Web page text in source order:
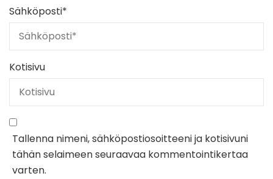
Sähköposti*
Kotisivu
Tallenna nimeni, sähköpostiosoitteeni ja kotisivuni
tähän selaimeen seuraavaa kommentointikertaa
varten.